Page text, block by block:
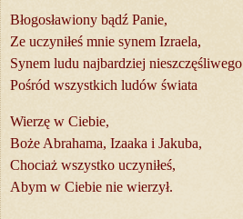
Błogosławiony bądź Panie,
Ze uczyniłeś mnie synem Izraela,
Synem ludu najbardziej nieszczęśliwego
Pośród wszystkich ludów świata
Wierzę w Ciebie,
Boże Abrahama, Izaaka i Jakuba,
Chociaż wszystko uczyniłeś,
Abym w Ciebie nie wierzył.